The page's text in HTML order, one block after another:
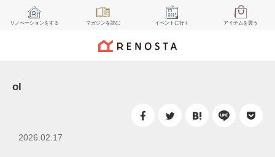
リノベーションをする マガジンを読む イベント に行く アイテムを買う
ol
2026.02.17